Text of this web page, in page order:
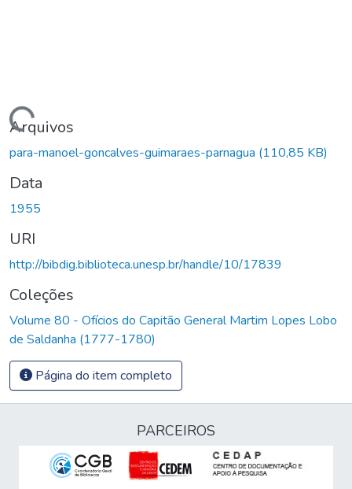
Carregando...
Arquivos
para-manoel-goncalves-guimaraes-parnagua (110,85 KB)
Data
1955
URI
http://bibdig.biblioteca.unesp.br/handle/10/17839
Coleções
Volume 80 - Ofícios do Capitão General Martim Lopes Lobo
de Saldanha (1777-1780)
Página do item completo
PARCEIROS